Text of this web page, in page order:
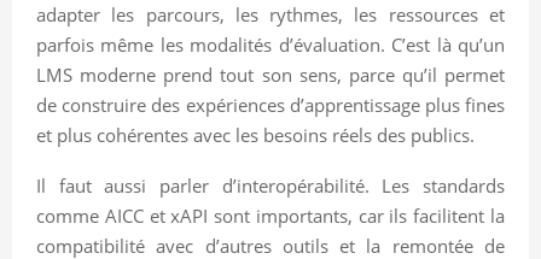
adapter les parcours, les rythmes, les ressources et
parfois même les modalités d’évaluation. C’est là qu’un
LMS moderne prend tout son sens, parce qu’il permet
de construire des expériences d’apprentissage plus fines
et plus cohérentes avec les besoins réels des publics.
Il faut aussi parler d’interopérabilité. Les standards
comme AICC et xAPI sont importants, car ils facilitent la
compatibilité avec d’autres outils et la remontée de